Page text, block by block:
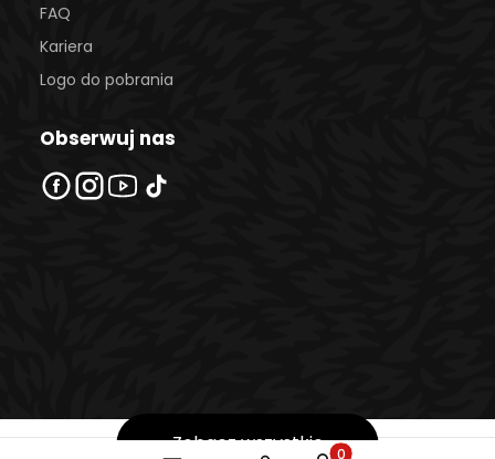
Zobacz wszystkie
FAQ
Kariera
Logo do pobrania
Obserwuj nas